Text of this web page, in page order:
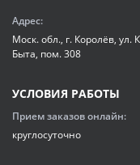
Адрес:
Моск. обл., г. Королёв, ул.
Быта, пом. 308
УСЛОВИЯ РАБОТЫ
Прием заказов онлайн:
круглосуточно